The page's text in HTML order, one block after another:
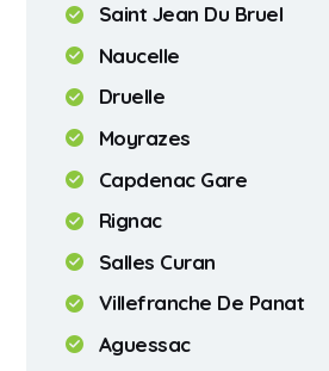
Saint Jean Du Bruel
Naucelle
Druelle
Moyrazes
Capdenac Gare
Rignac
Salles Curan
Villefranche De Panat
Aguessac